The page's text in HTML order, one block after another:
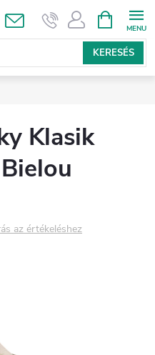
KERESÉS
KOSÁR
Klasik
az értékeléshez